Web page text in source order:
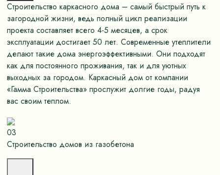
Строительство каркасного дома – самый быстрый путь к
загородной жизни, ведь полный цикл реализации
проекта составляет всего 4-5 месяцев, а срок
эксплуатации достигает 50 лет. Современные утеплители
делают такие дома энергоэффективными. Они подходят
как для постоянного проживания, так и для уютных
выходных за городом. Каркасный дом от компании
«Гамма Строительства» прослужит долгие годы, радуя
вас своим теплом.
03
Строительство домов из газобетона